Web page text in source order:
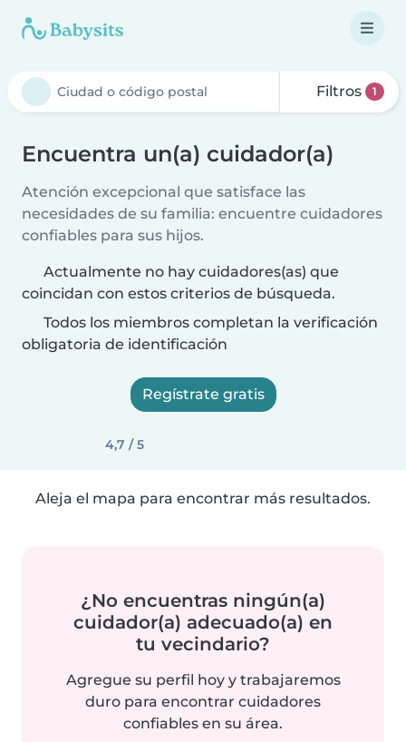
Filtros 1
Encuentra un(a) cuidador(a)
Atención excepcional que satisface las
necesidades de su familia: encuentre cuidadores
confiables para sus hijos.
Actualmente no hay cuidadores(as) que
coincidan con estos criterios de búsqueda.
Todos los miembros completan la verificación
obligatoria de identificación
Regístrate gratis
4,7 / 5
Aleja el mapa para encontrar más resultados.
¿No encuentras ningún(a)
cuidador(a) adecuado(a) en
tu vecindario?
Agregue su perfil hoy y trabajaremos
duro para encontrar cuidadores
confiables en su área.